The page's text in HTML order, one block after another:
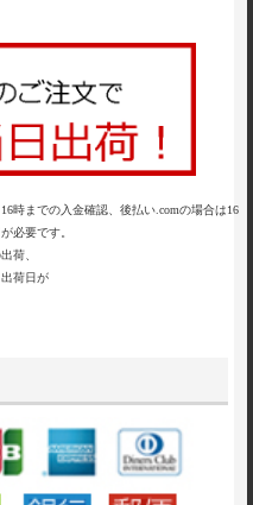
時までの入金確認、後払い.comの場合は16
必要です。
荷、
荷日が